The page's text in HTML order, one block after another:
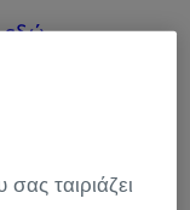
εδώ
ταιριάζει